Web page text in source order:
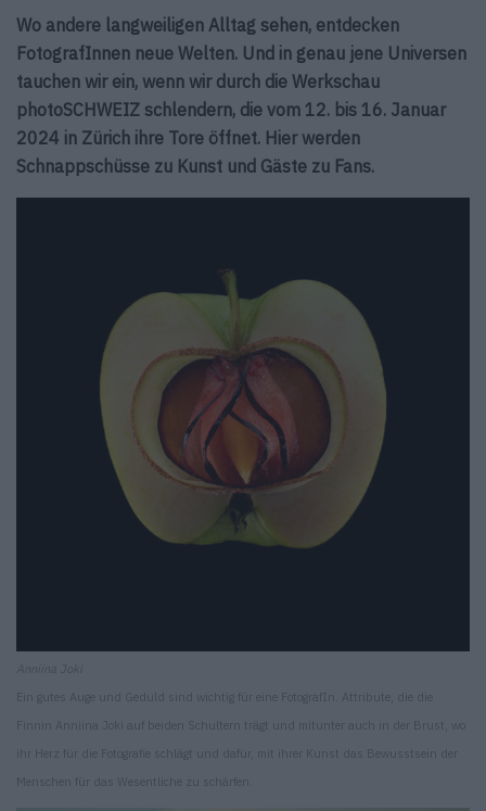
Wo andere langweiligen Alltag sehen, entdecken
FotografInnen neue Welten. Und in genau jene Universen
tauchen wir ein, wenn wir durch die Werkschau
photoSCHWEIZ schlendern, die vom 12. bis 16. Januar
2024 in Zürich ihre Tore öffnet. Hier werden
Schnappschüsse zu Kunst und Gäste zu Fans.
Ein gutes Auge und Geduld sind wichtig für eine FotografIn. Attribute, die die
Finnin Anniina Joki auf beiden Schultern trägt und mitunter auch in der Brust, wo
ihr Herz für die Fotografie schlägt und dafür, mit ihrer Kunst das Bewusstsein der
Menschen für das Wesentliche zu schärfen.